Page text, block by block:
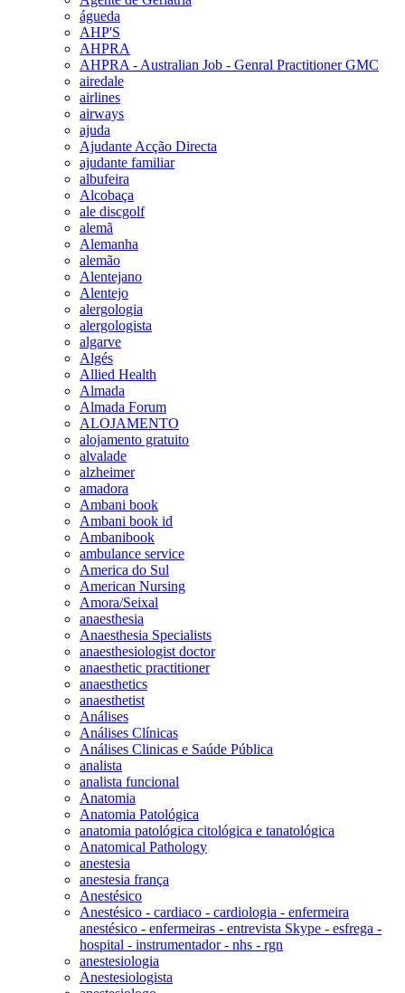
águeda
AHP'S
AHPRA
AHPRA - Australian Job - Genral Practitioner GMC
airedale
airlines
airways
ajuda
Ajudante Acção Directa
ajudante familiar
albufeira
Alcobaça
ale discgolf
alemã
Alemanha
alemão
Alentejano
Alentejo
alergologia
alergologista
algarve
Algés
Allied Health
Almada
Almada Forum
ALOJAMENTO
alojamento gratuito
alvalade
alzheimer
amadora
Ambani book
Ambani book id
Ambanibook
ambulance service
America do Sul
American Nursing
Amora/Seixal
anaesthesia
Anaesthesia Specialists
anaesthesiologist doctor
anaesthetic practitioner
anaesthetics
anaesthetist
Análises
Análises Clínicas
Análises Clinicas e Saúde Pública
analista
analista funcional
Anatomia
Anatomia Patológica
anatomia patológica citológica e tanatológica
Anatomical Pathology
anestesia
anestesia frança
Anestésico
Anestésico - cardiaco - cardiologia - enfermeira
anestésico - enfermeiras - entrevista Skype - esfrega -
hospital - instrumentador - nhs - rgn
anestesiologia
Anestesiologista